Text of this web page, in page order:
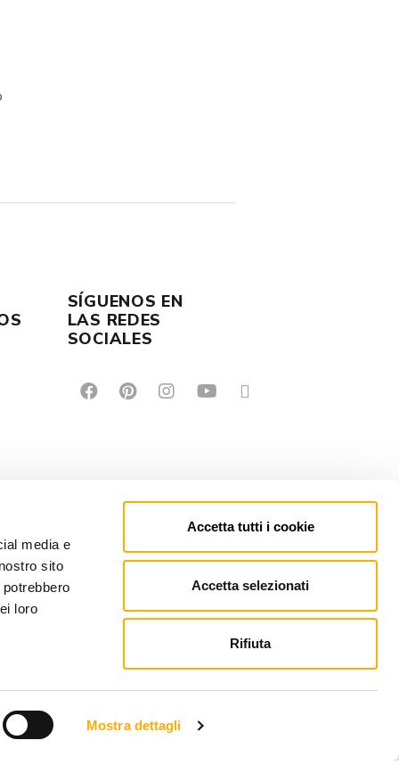
media e
sito
loro
Mostra dettagli
Accetta tutti i cookie
Accetta selezionati
Rifiuta
SÍGUENOS EN
LAS REDES
SOCIALES